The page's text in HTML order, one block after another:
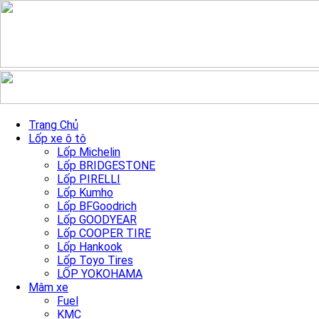
Trang Chủ
Lốp xe ô tô
Lốp Michelin
Lốp BRIDGESTONE
Lốp PIRELLI
Lốp Kumho
Lốp BFGoodrich
Lốp GOODYEAR
Lốp COOPER TIRE
Lốp Hankook
Lốp Toyo Tires
LỐP YOKOHAMA
Mâm xe
Fuel
KMC
Mâm RGW039FF đen phay
18″/5×114.3
Trang chủ »Sản Phẩm mâm xe
18″/5×114.3